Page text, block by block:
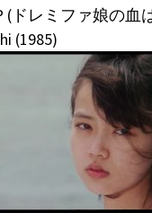
(ドレミファ娘の血
(1985)